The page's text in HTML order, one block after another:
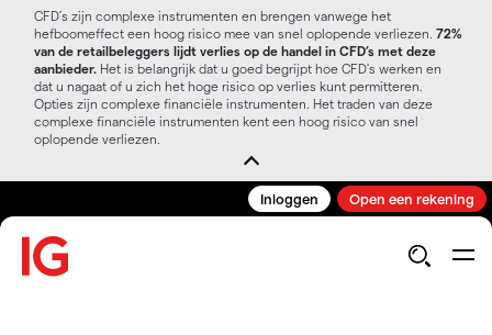
CFD’s zijn complexe instrumenten en brengen vanwege het
hefboomeffect een hoog risico mee van snel oplopende verliezen. 72%
van de retailbeleggers lijdt verlies op de handel in CFD’s met deze
aanbieder. Het is belangrijk dat u goed begrijpt hoe CFD's werken en
dat u nagaat of u zich het hoge risico op verlies kunt permitteren.
Opties zijn complexe financiële instrumenten. Het traden van deze
complexe financiële instrumenten kent een hoog risico van snel
oplopende verliezen.
Inloggen Open een rekening